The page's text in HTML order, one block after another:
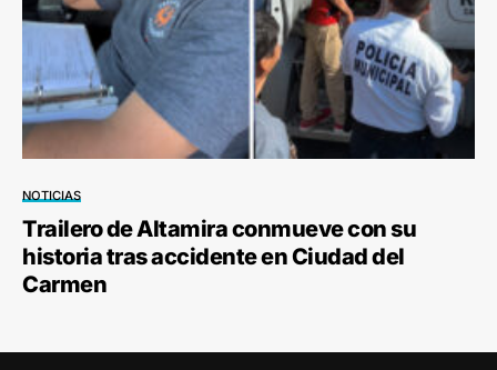
NOTICIAS
Trailero de Altamira conmueve con su
historia tras accidente en Ciudad del
Carmen